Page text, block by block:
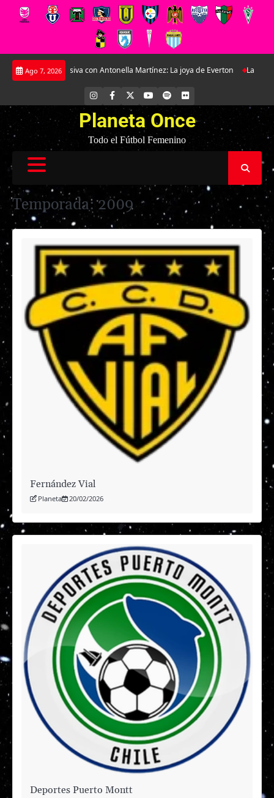
Saltar
Ago 7, 2026
con Antonella Martínez: La joya de Everton La Roja Femenina Sub-
INSTAGRAM
FACEBOOK YOUTUBE
SPOTIFYFLICKR
Planeta Once
Todo el Fútbol Femenino
Temporada:2009
Fernández Vial
Planeta 20/02/2026
Deportes Puerto Montt